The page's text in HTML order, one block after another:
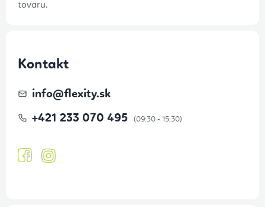
tovaru.
Kontakt
info@flexity.sk
+421 233 070 495